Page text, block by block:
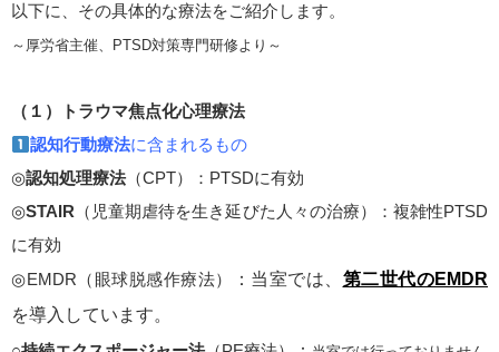
以下に、その具体的な療法をご紹介します。
～厚労省主催、PTSD対策専門研修より～
（１）トラウマ焦点化心理療法
認知行動療法に含まれるもの
◎認知処理療法（CPT）：PTSDに有効
◎STAIR （児童期虐待を生き延びた人々の治療）：複雑性PTSD
に有効
◎EMDR（眼球脱感作療法）
：当室では、 第二世代のEMDR
を導入しています。